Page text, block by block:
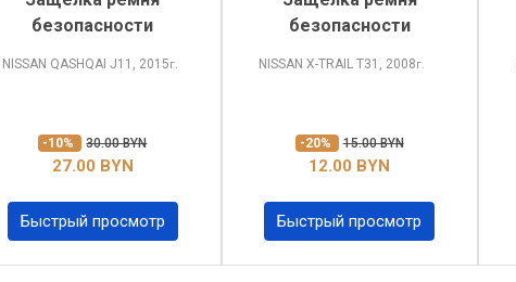
безопасности
NISSAN QASHQAI J11, 2015г.
-10% 30.00 BYN
27.00 BYN
Быстрый просмотр
безопасности
NISSAN X-TRAILT31, 2008г.
-20% 15.00 BYN
12.00 BYN
Быстрый просмотр